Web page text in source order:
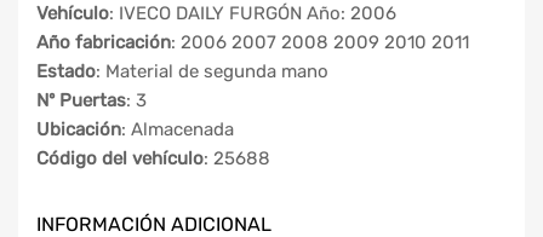
Vehículo: IVECO DAILY FURGÓN Año: 2006
Año fabricación: 2006 2007 2008 2009 2010 2011
Estado: Material de segunda mano
Nº Puertas: 3
Ubicación: Almacenada
Código del vehículo: 25688
INFORMACIÓN ADICIONAL